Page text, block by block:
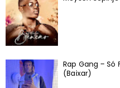
Rap Gang – Só
(Baixar)